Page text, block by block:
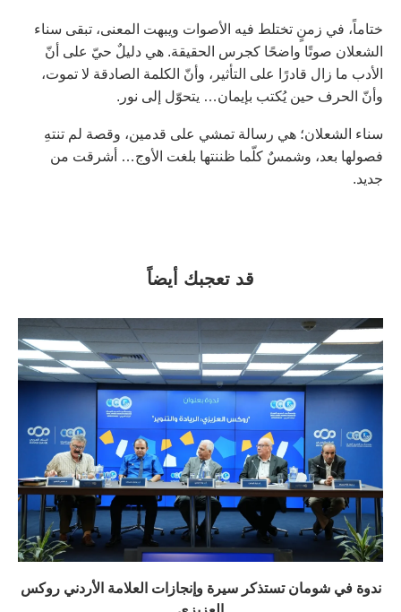
ختاماً، في زمنٍ تختلط فيه الأصوات ويبهت المعنى، تبقى سناء
الشعلان صوتًا واضحًا كجرس الحقيقة. هي دليلٌ حيّ على أنّ
الأدب ما زال قادرًا على التأثير، وأنّ الكلمة الصادقة لا تموت،
وأنّ الحرف حين يُكتب بإيمان… يتحوّل إلى نور.
سناء الشعلان؛ هي رسالة تمشي على قدمين، وقصة لم تنتهِ
فصولها بعد، وشمسٌ كلّما ظننتها بلغت الأوج… أشرقت من
جديد.
قد تعجبك أيضاً
ندوة في شومان تستذكر سيرة وإنجازات العلامة الأردني روكس